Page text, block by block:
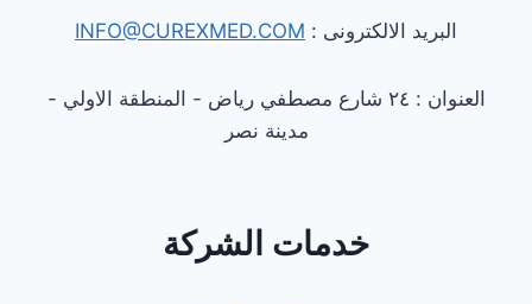
البريد الالكترونى : INFO@CUREXMED.COM
العنوان : ٢٤ شارع مصطفي رياض - المنطقة الاولي -
مدينة نصر
خدمات الشركة